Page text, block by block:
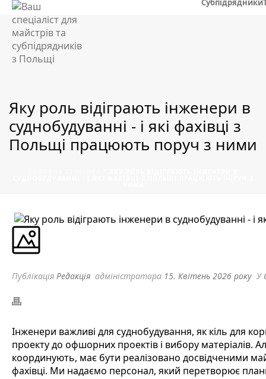
Субпідрядники
Яку роль відіграють інженери в
суднобудуванні - і які фахівці з
Польщі працюють поруч з ними
Публікація Редакція адміністратора 15. Квітень 2026 року У
Інженери важливі для суднобудування, як кіль для
проекту до офшорних проектів і вибору матеріалів.
координують, має бути реалізовано досвідченими
фахівці. Ми надаємо персонал, який перетворює